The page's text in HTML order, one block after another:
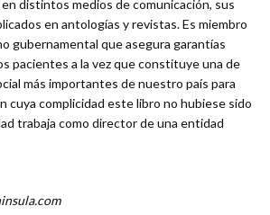
distintos medios de comunicación, sus
en antologías y revistas. Es miembro
gubernamental que asegura garantías
pacientes a la vez que constituye una de
más importantes de nuestro país para
cuya complicidad este libro no hubiese sido
trabaja como director de una entidad